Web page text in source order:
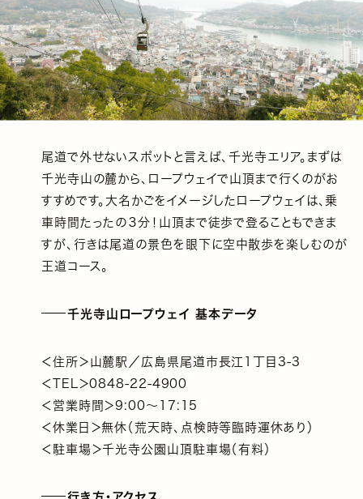
尾道で外せないスポットと言えば、千光寺エリア。まずは
千光寺山の麓から、ロープウェイで山頂まで行くのがお
すすめです。大名かごをイメージしたロープウェイは、乗
車時間たったの３分！山頂まで徒歩で登ることもできま
すが、行きは尾道の景色を眼下に空中散歩を楽しむのが
王道コース。
千光寺山ロープウェイ 基本データ
＜住所＞山麓駅／広島県尾道市長江1丁目3-3
＜TEL＞0848-22-4900
＜営業時間＞9:00〜17:15
＜休業日＞無休（荒天時、点検時等臨時運休あり）
＜駐車場＞千光寺公園山頂駐車場（有料）